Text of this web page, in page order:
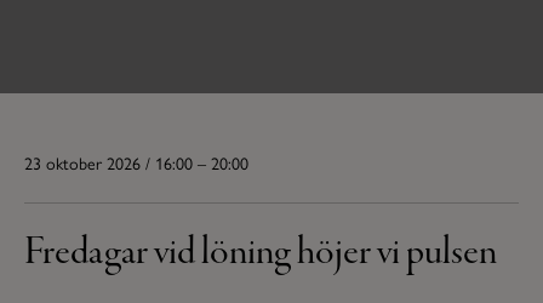
23 oktober 2026 / 16:00 – 20:00
Fredagar vid löning höjer vi pulsen